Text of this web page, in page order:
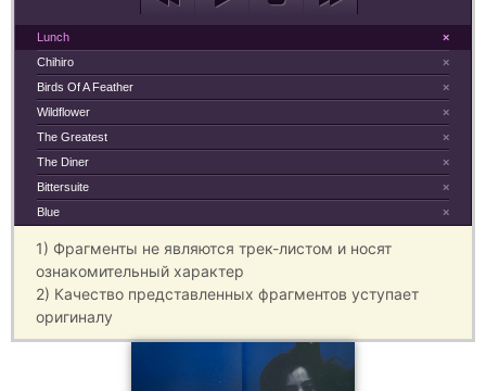
×
Lunch
×
Chihiro
×
Birds Of A Feather
×
Wildflower
×
The Greatest
×
The Diner
×
Bittersuite
×
Blue
1) Фрагменты не являются трек-листом и носят
ознакомительный характер
2) Качество представленных фрагментов уступает
оригиналу